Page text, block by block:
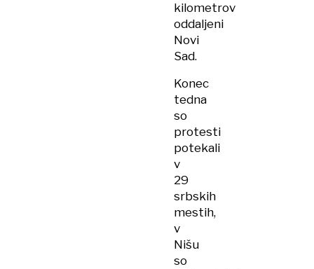
kilometrov
oddaljeni
Novi
Sad.
Konec
tedna
so
protesti
potekali
v
29
srbskih
mestih,
v
Nišu
so